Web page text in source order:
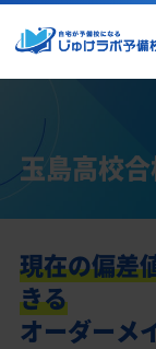
玉島高校
現在の偏差
きる
オーダーメ